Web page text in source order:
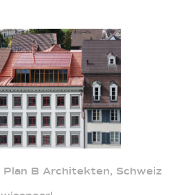
B Architekten, Schweiz